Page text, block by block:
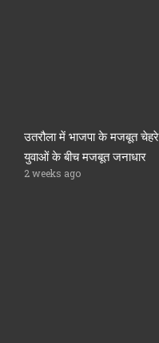
उतरौला में भाजपा के मजबूत चेहरे
युवाओं के बीच मजबूत जनाधार
2 weeks ago